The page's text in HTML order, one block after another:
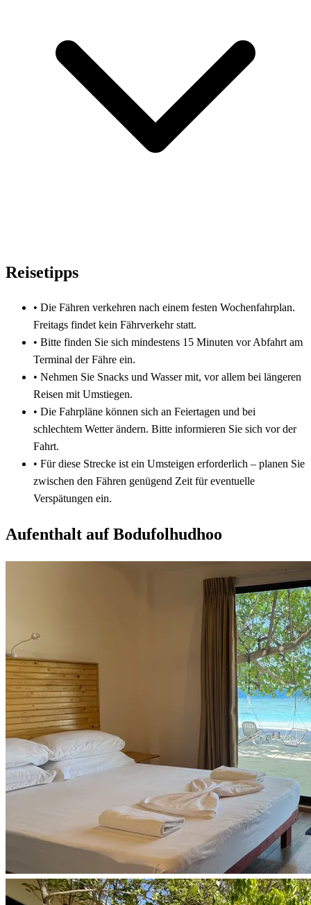
Reisetipps
• Die Fähren verkehren nach einem festen Wochenfahrplan.
Freitags findet kein Fährverkehr statt.
• Bitte finden Sie sich mindestens 15 Minuten vor Abfahrt am
Terminal der Fähre ein.
• Nehmen Sie Snacks und Wasser mit, vor allem bei längeren
Reisen mit Umstiegen.
• Die Fahrpläne können sich an Feiertagen und bei
schlechtem Wetter ändern. Bitte informieren Sie sich vor der
Fahrt.
• Für diese Strecke ist ein Umsteigen erforderlich – planen Sie
zwischen den Fähren genügend Zeit für eventuelle
Verspätungen ein.
Aufenthalt auf Bodufolhudhoo